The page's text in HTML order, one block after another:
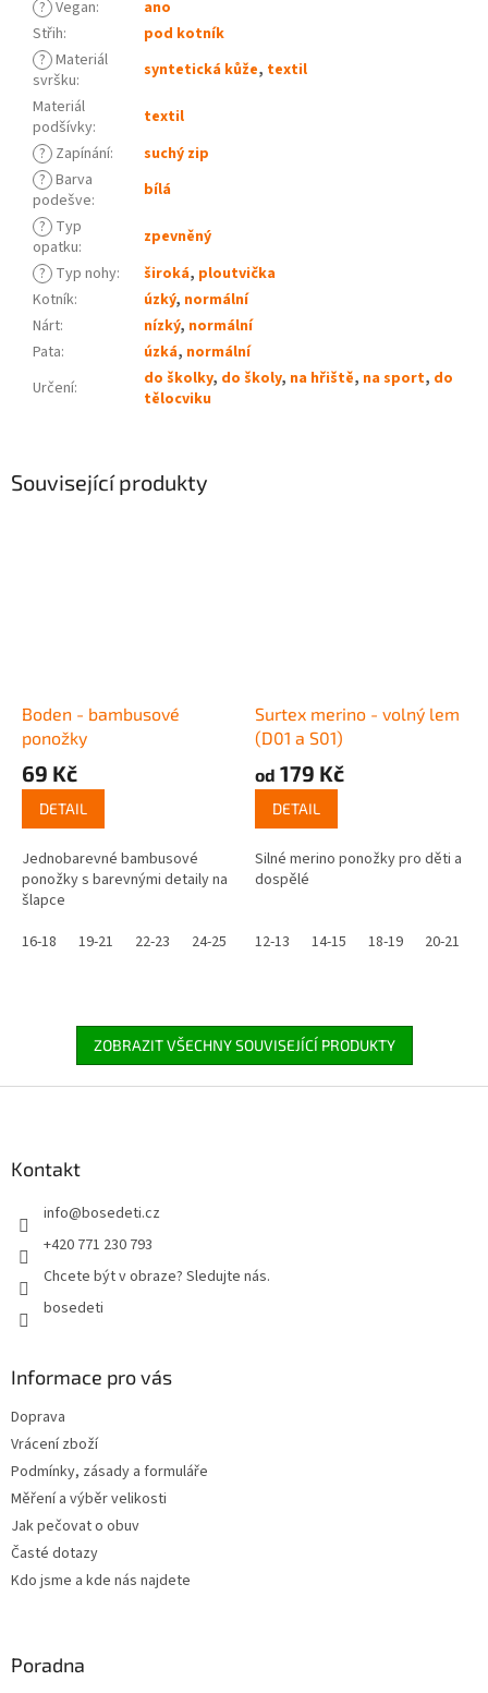
Související produkty
Boden - bambusové
ponožky
69 Kč
DETAIL
Jednobarevné bambusové
ponožky s barevnými detaily na
šlapce
16-18
19-21 22-23 24-25
Surtex merino - volný lem
(D01 a S01)
od 179 Kč
DETAIL
Silné merino ponožky pro děti a
dospělé
12-13 14-15 18-19 20-21
ZOBRAZIT VŠECHNY SOUVISEJÍCÍ PRODUKTY
? Vegan:
ano
Střih:
pod kotník
? Materiál
svršku: syntetická kůže, textil
Materiál
podšívky:
textil
? Zapínání:
suchý zip
? Barva
podešve:
bílá
? Typ
opatku:
zpevněný
? Typ nohy: široká, ploutvička
Kotník: úzký, normální
Nárt: nízký, normální
Pata: úzká, normální
Určení: do školky, do školy, na hřiště, na sport, do
tělocviku
Kontakt
info@bosedeti.cz
+420 771 230 793
Chcete být v obraze? Sledujte nás.
bosedeti
Informace pro vás
Doprava
Vrácení zboží
Podmínky, zásady a formuláře
Měření a výběr velikosti
Jak pečovat o obuv
Časté dotazy
Kdo jsme a kde nás najdete
Poradna